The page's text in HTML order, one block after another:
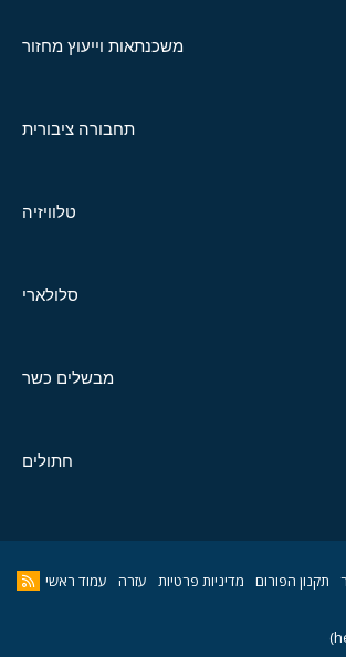
משכנתאות וייעוץ מחזור
תחבורה ציבורית
טלוויזיה
סלולארי
מבשלים כשר
חתולים
תקנון הפורום מדיניות פרטיות עזרה עמוד ראשי